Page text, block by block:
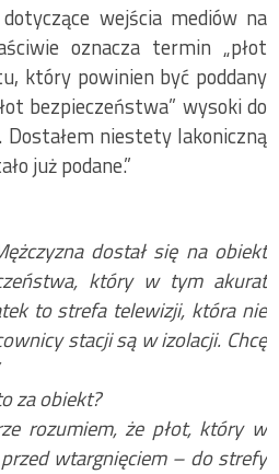
wejścia mediów na
oznacza termin „płot
który powinien być poddany
bezpieczeństwa” wysoki do
niestety lakoniczną
już podane.”
dostał się na obiekt
który w tym akurat
to strefa telewizji, która nie
stacji są w izolacji. Chcę
za obiekt?
rozumiem, że płot, który w
wtargnięciem – do strefy